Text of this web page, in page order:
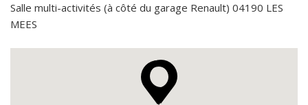
Salle multi-activités (à côté du garage Renault) 04190 LES
MEES